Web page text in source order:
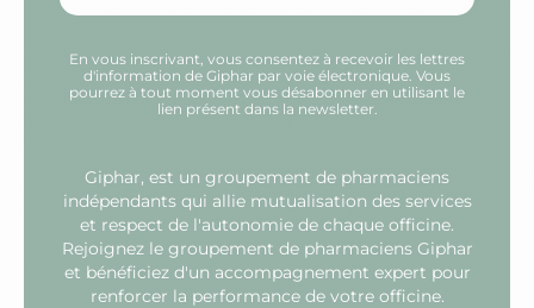
En vous inscrivant, vous consentez à recevoir les lettres
d'information de Giphar par voie électronique. Vous
pourrez à tout moment vous désabonner en utilisant le
lien présent dans la newsletter.
Giphar, est un groupement de pharmaciens
indépendants qui allie mutualisation des services
et respect de l'autonomie de chaque officine.
Rejoignez le groupement de pharmaciens Giphar
et bénéficiez d'un accompagnement expert pour
renforcer la performance de votre officine.